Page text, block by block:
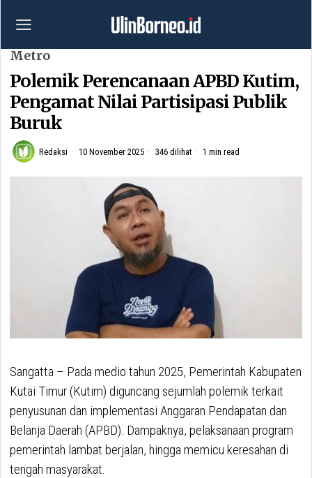
Metro
Polemik Perencanaan APBD Kutim,
Pengamat Nilai Partisipasi Publik
Buruk
Redaksi 10 November 2025 346 dilihat 1 min read
Sangatta – Pada medio tahun 2025, Pemerintah Kabupaten
Kutai Timur (Kutim) diguncang sejumlah polemik terkait
penyusunan dan implementasi Anggaran Pendapatan dan
Belanja Daerah (APBD). Dampaknya, pelaksanaan program
pemerintah lambat berjalan, hingga memicu keresahan di
tengah masyarakat.